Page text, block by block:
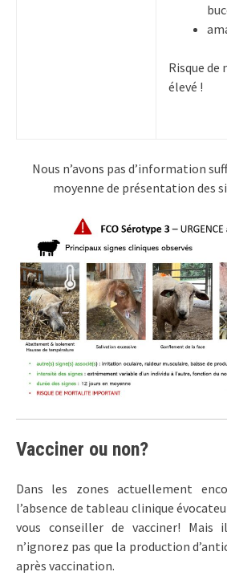
Risque
élevé !
Nous n’avons pas d’information
moyenne de présentation des
Vacciner ou non?
Dans les zones actuellement
l’absence de tableau clinique
vous conseiller de vacciner! Mais
n’ignorez pas que la production
après vaccination.